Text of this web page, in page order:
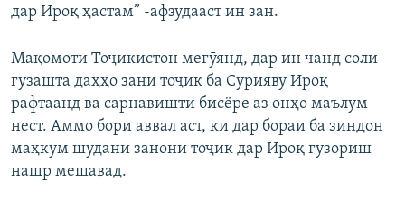
дар Ироқ ҳастам” -афзудааст ин зан.
Мақомоти Тоҷикистон мегӯянд, дар ин чанд соли
гузашта даҳҳо зани тоҷик ба Сурияву Ироқ
рафтаанд ва сарнавишти бисёре аз онҳо маълум
нест. Аммо бори аввал аст, ки дар бораи ба зиндон
маҳкум шудани занони тоҷик дар Ироқ гузориш
нашр мешавад.